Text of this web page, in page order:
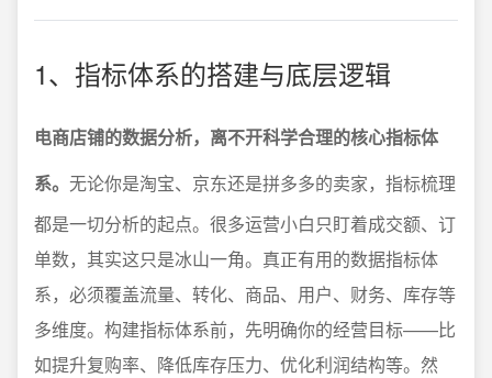
1、指标体系的搭建与底层逻辑
电商店铺的数据分析，离不开科学合理的核心指标体
系。 无论你是淘宝、京东还是拼多多的卖家，指标梳理
都是一切分析的起点。很多运营小白只盯着成交额、订
单数，其实这只是冰山一角。真正有用的数据指标体
系，必须覆盖流量、转化、商品、用户、财务、库存等
多维度。构建指标体系前，先明确你的经营目标——比
如提升复购率、降低库存压力、优化利润结构等。然